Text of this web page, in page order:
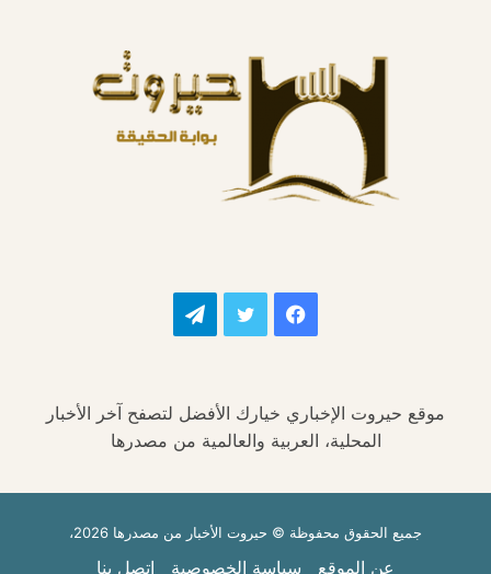
فيسبوك تويتر تيلقرام
موقع حيروت الإخباري خيارك الأفضل لتصفح آخر الأخبار
المحلية، العربية والعالمية من مصدرها
جميع الحقوق محفوظة © حيروت الأخبار من مصدرها 2026،
عن الموقع سياسة الخصوصية اتصل بنا